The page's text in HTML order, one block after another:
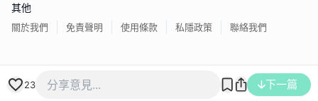
23 下一篇
其他
關於我們 免責聲明 使用條款 私隱政策 聯絡我們
香港經濟日報版權所有©